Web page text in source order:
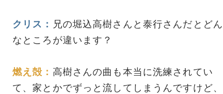
クリス：
兄の堀込高樹さんと泰行さんだとどん
なところが違います？
燃え殻： 高樹さんの曲も本当に洗練されてい
て、家とかでずっと流してしまうんですけど、